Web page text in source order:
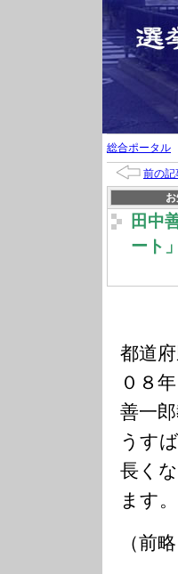
総合ポータル
前の記
田中
ート」
都道
０８
善一
うす
長く
ます。
（前略